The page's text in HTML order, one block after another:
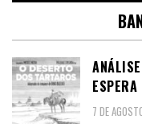
ESPERA
7 DE